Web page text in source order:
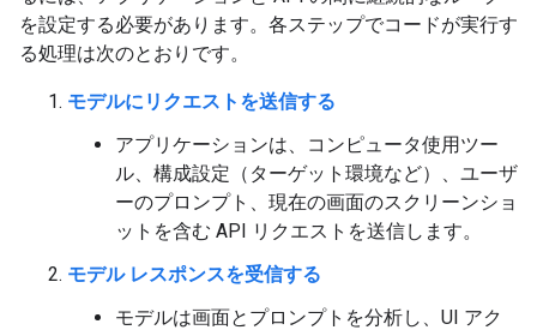
を設定する必要があります。各ステップでコードが実行す
る処理は次のとおりです。
モデルにリクエストを送信する
アプリケーションは、コンピュータ使用ツー
ル、構成設定（ターゲット環境など）、ユーザ
ーのプロンプト、現在の画面のスクリーンショ
ットを含む API リクエストを送信します。
モデル レスポンスを受信する
モデルは画面とプロンプトを分析し、UI アク